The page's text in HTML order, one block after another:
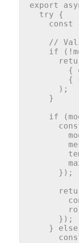
export
try {
const
//
if
        {
        {
      );
    }
if
      });
      });
    }
else